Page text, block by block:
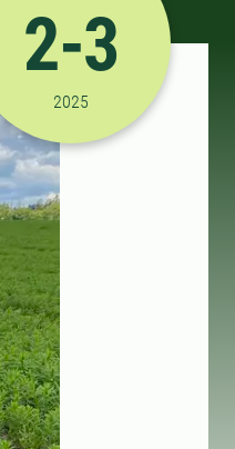
2025-09-02 08:00:00
2-3
2025